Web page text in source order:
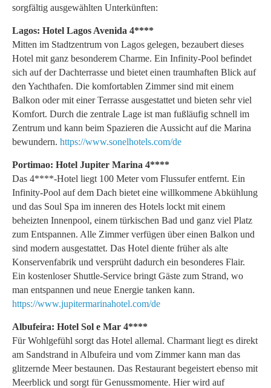
sorgfältig ausgewählten Unterkünften:
Lagos: Hotel Lagos Avenida 4****
Mitten im Stadtzentrum von Lagos gelegen, bezaubert dieses
Hotel mit ganz besonderem Charme. Ein Infinity-Pool befindet
sich auf der Dachterrasse und bietet einen traumhaften Blick auf
den Yachthafen. Die komfortablen Zimmer sind mit einem
Balkon oder mit einer Terrasse ausgestattet und bieten sehr viel
Komfort. Durch die zentrale Lage ist man fußläufig schnell im
Zentrum und kann beim Spazieren die Aussicht auf die Marina
bewundern. https://www.sonelhotels.com/de
Portimao: Hotel Jupiter Marina 4****
Das 4****-Hotel liegt 100 Meter vom Flussufer entfernt. Ein
Infinity-Pool auf dem Dach bietet eine willkommene Abkühlung
und das Soul Spa im inneren des Hotels lockt mit einem
beheizten Innenpool, einem türkischen Bad und ganz viel Platz
zum Entspannen. Alle Zimmer verfügen über einen Balkon und
sind modern ausgestattet. Das Hotel diente früher als alte
Konservenfabrik und versprüht dadurch ein besonderes Flair.
Ein kostenloser Shuttle-Service bringt Gäste zum Strand, wo
man entspannen und neue Energie tanken kann.
https://www.jupitermarinahotel.com/de
Albufeira: Hotel Sol e Mar 4****
Für Wohlgefühl sorgt das Hotel allemal. Charmant liegt es direkt
am Sandstrand in Albufeira und vom Zimmer kann man das
glitzernde Meer bestaunen. Das Restaurant begeistert ebenso mit
Meerblick und sorgt für Genussmomente. Hier wird auf